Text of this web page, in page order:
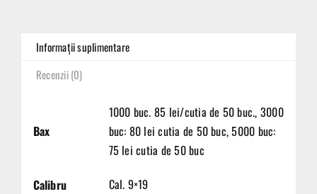
Informații suplimentare
Recenzii (0)
Bax
1000 buc. 85 lei/cutia de 50 buc., 3000
buc: 80 lei cutia de 50 buc, 5000 buc:
75 lei cutia de 50 buc
Calibru Cal. 9×19